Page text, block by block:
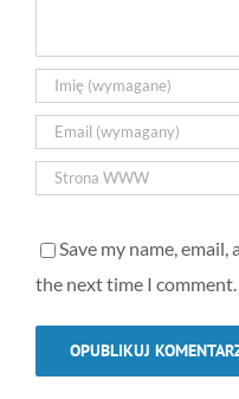
Save my name,
the next time I comment.